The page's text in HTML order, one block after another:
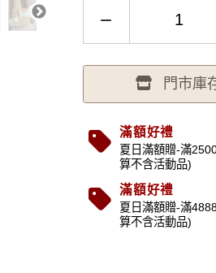
雲
性
門市庫
滿額好禮
夏日滿額贈-滿
算不含活動品)
滿額好禮
夏日滿額贈-滿
算不含活動品)